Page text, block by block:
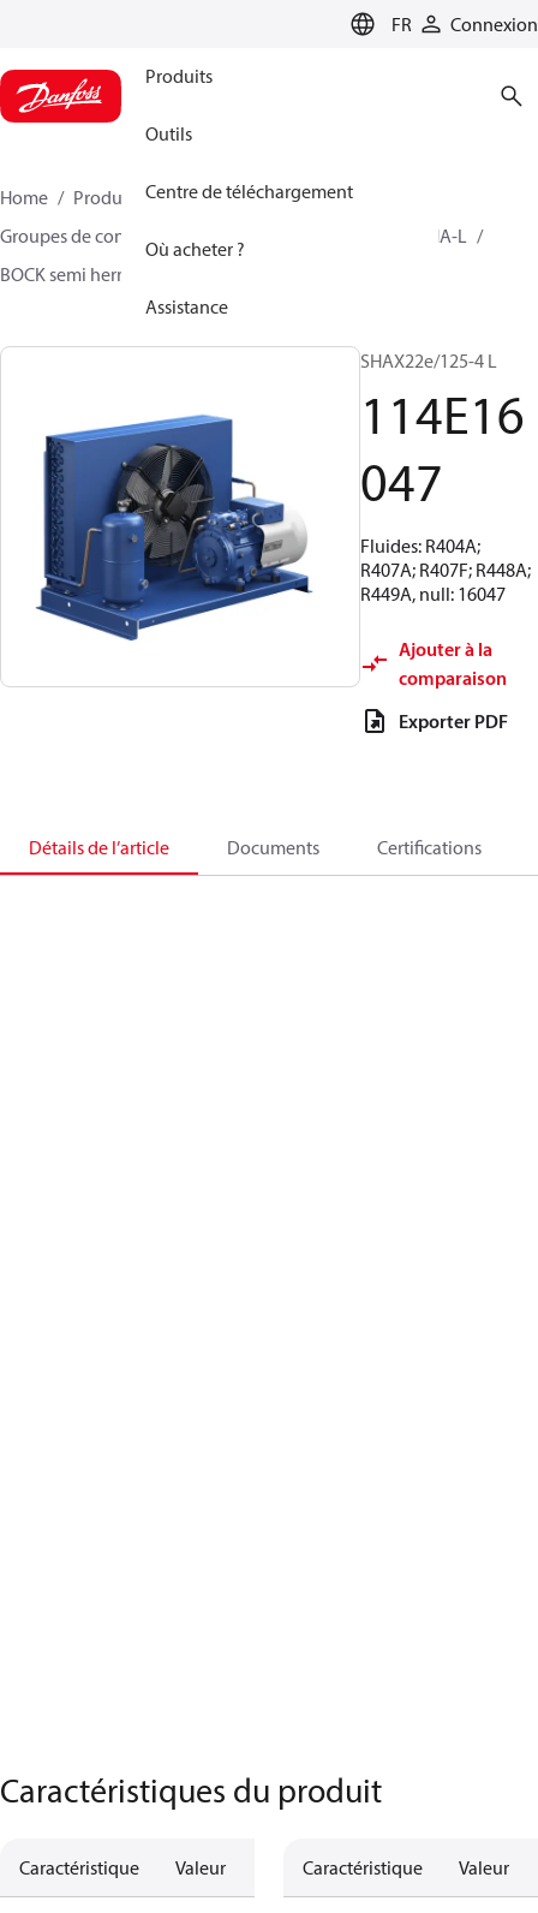
FR Connexion
Produits
Outils
Centre de téléchargement
Où acheter ?
Assistance
Home Produits
Climate Solutions - cooling
Groupes de condensation
BOCK semi hermetique SHA-L
BOCK semi hermetic SHA-L
SHAX22e/125-4 L
114E16
047
Fluides: R404A;
R407A; R407F; R448A;
R449A, null: 16047
Ajouter à la
comparaison
Exporter PDF
Détails de l’article Documents Certifications
Caractéristiques du produit
Caractéristique Valeur Caractéristique Valeur